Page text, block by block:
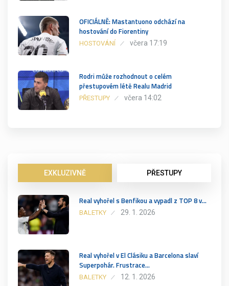
OFICIÁLNĚ: Mastantuono odchází na
hostování do Fiorentiny
HOSTOVÁNÍ včera 17:19
Rodri může rozhodnout o celém
přestupovém létě Realu Madrid
PŘESTUPY včera 14:02
EXKLUZIVNĚ PŘESTUPY
Real vyhořel s Benfikou a vypadl z TOP 8 v…
BALETKY 29. 1. 2026
Real vyhořel v El Clásiku a Barcelona slaví
Superpohár. Frustrace…
BALETKY 12. 1. 2026